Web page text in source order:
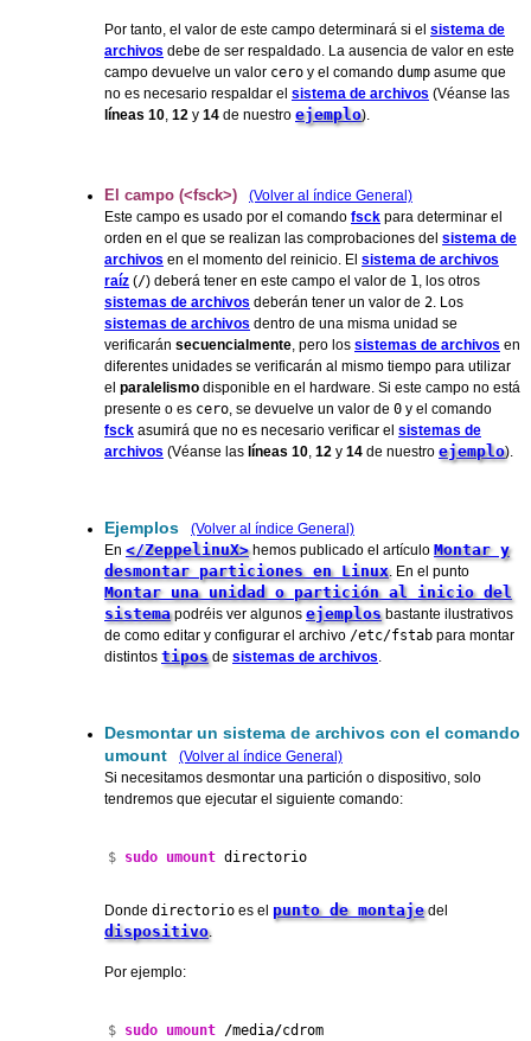
Por tanto, el valor de este campo determinará si el sistema de
archivos debe de ser respaldado. La ausencia de valor en este
campo devuelve un valor cero y el comando dump asume que
no es necesario respaldar el sistema de archivos (Véanse las
líneas 10, 12 y 14 de nuestro ejemplo).
El campo (<fsck>)
(Volver al índice General)
Este campo es usado por el comando fsck para determinar el
orden en el que se realizan las comprobaciones del sistema de
archivos en el momento del reinicio. El sistema de archivos
raíz (/) deberá tener en este campo el valor de 1, los otros
sistemas de archivos deberán tener un valor de 2. Los
sistemas de archivos dentro de una misma unidad se
verificarán secuencialmente, pero los sistemas de archivos en
diferentes unidades se verificarán al mismo tiempo para utilizar
el paralelismo disponible en el hardware. Si este campo no está
presente o es cero, se devuelve un valor de 0 y el comando
fsck asumirá que no es necesario verificar el sistemas de
archivos (Véanse las líneas 10, 12 y 14 de nuestro ejemplo).
Ejemplos
(Volver al índice General)
En </ZeppelinuX>hemos publicado el artículo Montar y
desmontar particiones en Linux. En el punto
Montar una unidad o partición al inicio del
sistemapodréis ver algunos ejemplosbastante ilustrativos
de como editar y configurar el archivo /etc/fstab para montar
distintos tiposde sistemas de archivos.
Desmontar un sistema de archivos con el comando
umount
(Volver al índice General)
Si necesitamos desmontar una partición o dispositivo, solo
tendremos que ejecutar el siguiente comando:
$ sudo umount directorio
Donde directorio es el punto de montajedel
dispositivo.
Por ejemplo:
$ sudo umount /media/cdrom